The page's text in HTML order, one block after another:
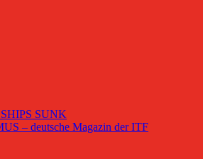
SUNK
– deutsche Magazin der ITF